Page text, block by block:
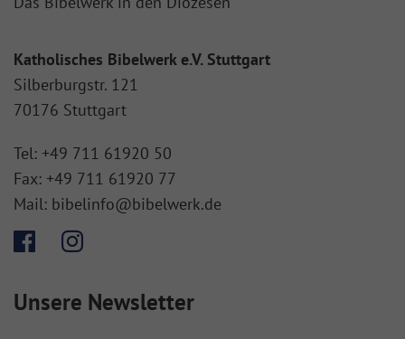
Katholisches Bibelwerk e.V. Stuttgart
Silberburgstr. 121
70176 Stuttgart
Tel: +49 711 61920 50
Fax: +49 711 61920 77
Mail: bibelinfo@bibelwerk.de
Unsere Newsletter